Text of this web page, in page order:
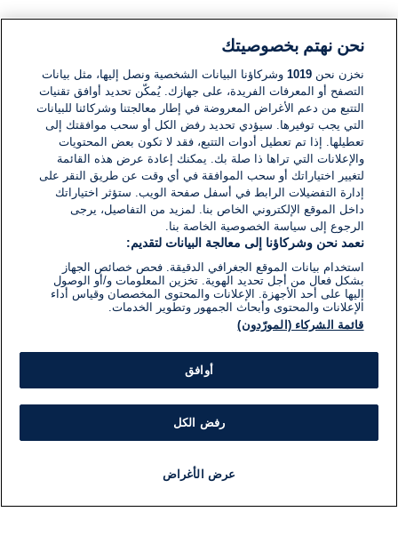
نحن نهتم بخصوصيتك
نخزن نحن1019 وشركاؤنا البيانات الشخصية ونصل إليها، مثل بيانات
التصفح أو المعرفات الفريدة، على جهازك. يُمكّن تحديد أوافق تقنيات
التتبع من دعم الأغراض المعروضة في إطار معالجتنا وشركائنا للبيانات
التي يجب توفيرها. سيؤدي تحديد رفض الكل أو سحب موافقتك إلى
تعطيلها. إذا تم تعطيل أدوات التتبع، فقد لا تكون بعض المحتويات
والإعلانات التي تراها ذا صلة بك. يمكنك إعادة عرض هذه القائمة
لتغيير اختياراتك أو سحب الموافقة في أي وقت عن طريق النقر على
إدارة التفضيلات الرابط في أسفل صفحة الويب. ستؤثر اختياراتك
داخل الموقع الإلكتروني الخاص بنا. لمزيد من التفاصيل، يرجى
الرجوع إلى سياسة الخصوصية الخاصة بنا.
نعمد نحن وشركاؤنا إلى معالجة البيانات لتقديم:
استخدام بيانات الموقع الجغرافي الدقيقة. فحص خصائص الجهاز
بشكل فعال من أجل تحديد الهوية. تخزين المعلومات و/أو الوصول
إليها على أحد الأجهزة. الإعلانات والمحتوى المخصصان وقياس أداء
الإعلانات والمحتوى وأبحاث الجمهور وتطوير الخدمات.
قائمة الشركاء (المورّدون)
أوافق
رفض الكل
عرض الأغراض